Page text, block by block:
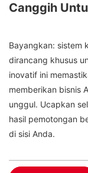
Canggih
Bayangkan: sistem
dirancang khusus
inovatif ini
memberikan bisnis
unggul. Ucapkan
hasil pemotongan
di sisi Anda.